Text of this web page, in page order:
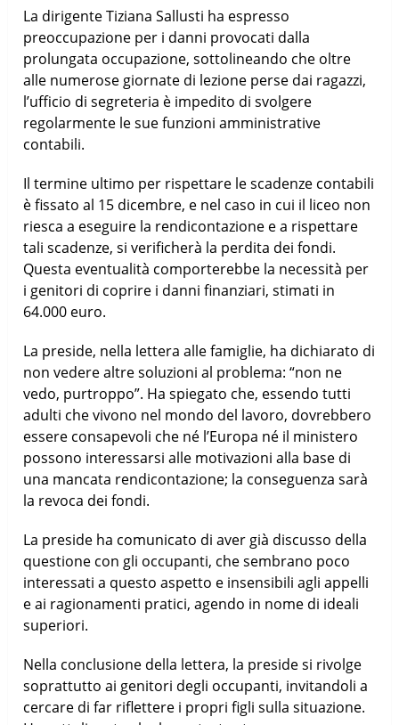
La dirigente Tiziana Sallusti ha espresso
preoccupazione per i danni provocati dalla
prolungata occupazione, sottolineando che oltre
alle numerose giornate di lezione perse dai ragazzi,
l’ufficio di segreteria è impedito di svolgere
regolarmente le sue funzioni amministrative
contabili.
Il termine ultimo per rispettare le scadenze contabili
è fissato al 15 dicembre, e nel caso in cui il liceo non
riesca a eseguire la rendicontazione e a rispettare
tali scadenze, si verificherà la perdita dei fondi.
Questa eventualità comporterebbe la necessità per
i genitori di coprire i danni finanziari, stimati in
64.000 euro.
La preside, nella lettera alle famiglie, ha dichiarato di
non vedere altre soluzioni al problema: “non ne
vedo, purtroppo”. Ha spiegato che, essendo tutti
adulti che vivono nel mondo del lavoro, dovrebbero
essere consapevoli che né l’Europa né il ministero
possono interessarsi alle motivazioni alla base di
una mancata rendicontazione; la conseguenza sarà
la revoca dei fondi.
La preside ha comunicato di aver già discusso della
questione con gli occupanti, che sembrano poco
interessati a questo aspetto e insensibili agli appelli
e ai ragionamenti pratici, agendo in nome di ideali
superiori.
Nella conclusione della lettera, la preside si rivolge
soprattutto ai genitori degli occupanti, invitandoli a
cercare di far riflettere i propri figli sulla situazione.